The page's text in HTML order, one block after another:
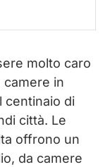
molto caro
camere in
centinaio di
città. Le
offrono un
da camere